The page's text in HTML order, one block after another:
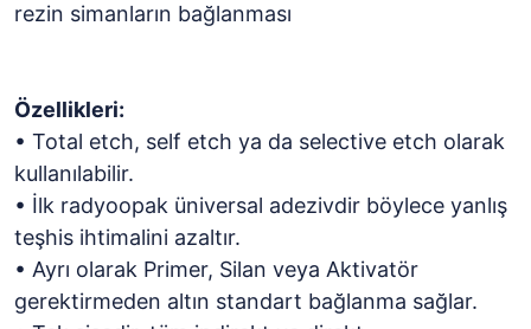
rezin simanların bağlanması
Özellikleri:
• Total etch, self etch ya da selective etch olarak
kullanılabilir.
• İlk radyoopak üniversal adezivdir böylece yanlış
teşhis ihtimalini azaltır.
• Ayrı olarak Primer, Silan veya Aktivatör
gerektirmeden altın standart bağlanma sağlar.